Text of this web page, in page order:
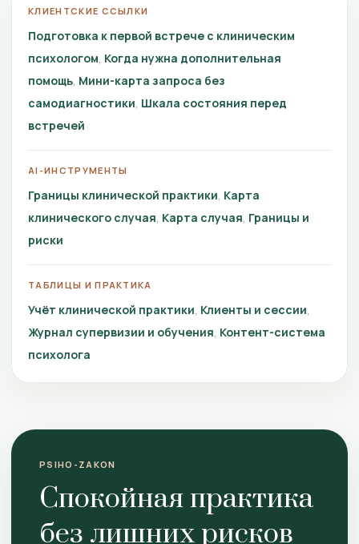
КЛИЕНТСКИЕ ССЫЛКИ
Подготовка к первой встрече с клиническим
психологом Когда нужна дополнительная
помощь Мини-карта запроса без
самодиагностики Шкала состояния перед
встречей
AI-ИНСТРУМЕНТЫ
Границы клинической практики Карта
клинического случая Карта случая Границы и
риски
ТАБЛИЦЫ И ПРАКТИКА
Учёт клинической практики Клиенты и сессии
Журнал супервизии и обучения Контент-система
психолога
PSIHO-ZAKON
Спокойная практика
без лишних рисков